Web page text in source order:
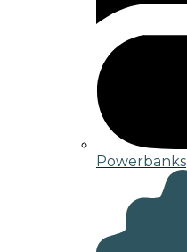
Powerbanks